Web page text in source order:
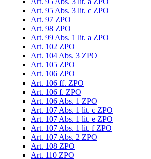
Art. 95 Abs. 3 lit. c ZPO
Art. 97 ZPO
Art. 98 ZPO
Art. 99 Abs. 1 lit. a ZPO
Art. 102 ZPO
Art. 104 Abs. 3 ZPO
Art. 105 ZPO
Art. 106 ZPO
Art. 106 ff. ZPO
Art. 106 f. ZPO
Art. 106 Abs. 1 ZPO
Art. 107 Abs. 1 lit. c ZPO
Art. 107 Abs. 1 lit. e ZPO
Art. 107 Abs. 1 lit. f ZPO
Art. 107 Abs. 2 ZPO
Art. 108 ZPO
Art. 110 ZPO